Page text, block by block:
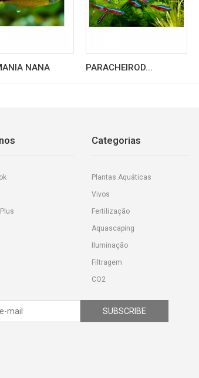
NANA PARACHEIROD...
Plus
Categorias
Plantas Aquáticas
Vivos
Fertilização
Aquascaping
Iluminação
Filtragem
CO2
SUBSCRIBE